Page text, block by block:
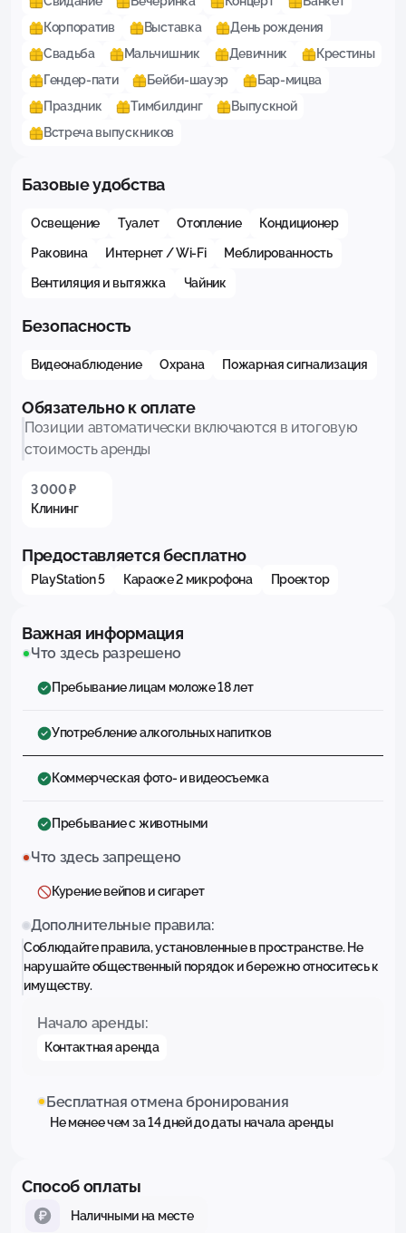
Корпоратив
Выставка
День рождения
Свадьба
Мальчишник Девичник
Крестины
Гендер-пати
Бейби-шауэр
Бар-мицва
Праздник
Тимбилдинг
Выпускной
Встреча выпускников
Базовые удобства
Освещение Туалет Отопление Кондиционер
Раковина Интернет / Wi-Fi Меблированность
Вентиляция и вытяжка Чайник
Безопасность
Видеонаблюдение Охрана Пожарная сигнализация
Обязательно к оплате
Позиции автоматически включаются в итоговую
стоимость аренды
3 000 ₽
Клининг
Предоставляется бесплатно
PlayStation 5 Караоке 2 микрофона Проектор
Важная информация
Что здесь разрешено
Пребывание лицам моложе 18 лет
Употребление алкогольных напитков
Коммерческая фото- и видеосъемка
Пребывание с животными
Что здесь запрещено
Курение вейпов и сигарет
Дополнительные правила:
Соблюдайте правила, установленные в пространстве. Не
нарушайте общественный порядок и бережно относитесь к
имуществу.
Начало аренды:
Контактная аренда
Бесплатная отмена бронирования
Не менее чем за 14 дней до даты начала аренды
Способ оплаты
Наличными на месте